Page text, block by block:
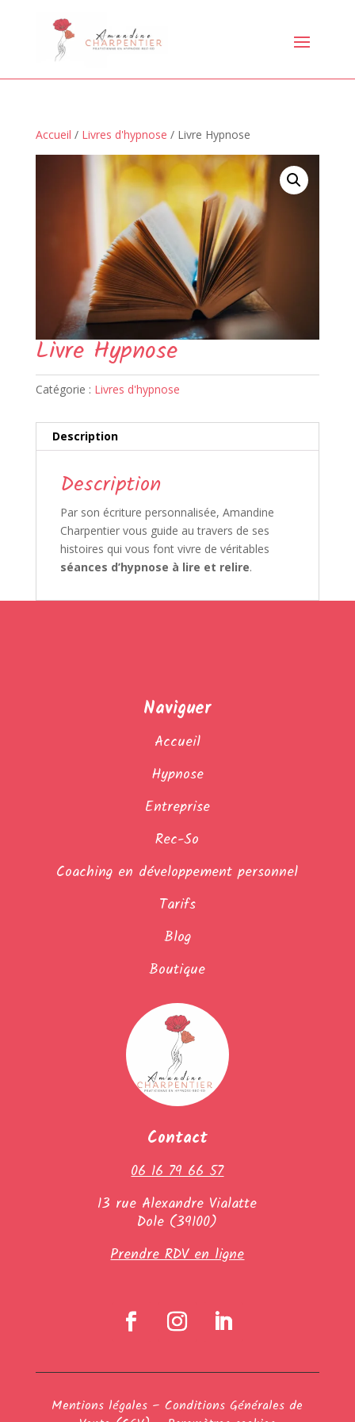
Accueil / Livres d'hypnose / Livre Hypnose
Livre Hypnose
Catégorie : Livres d'hypnose
Description
Description
Par son écriture personnalisée, Amandine
Charpentier vous guide au travers de ses
histoires qui vous font vivre de véritables
séances d’hypnose à lire et relire.
Naviguer
Accueil
Hypnose
Entreprise
Rec-So
Coaching en développement personnel
Tarifs
Blog
Boutique
Contact
06 16 79 66 57
13 rue Alexandre Vialatte
Dole (39100)
Prendre RDV en ligne
Mentions légales –Conditions Générales de